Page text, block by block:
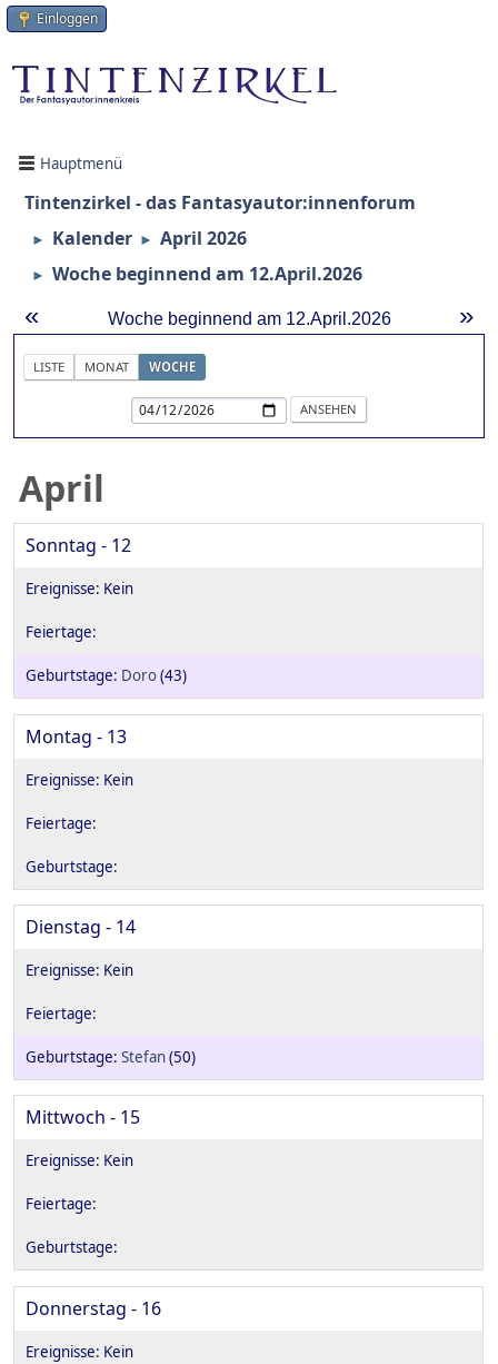
Einloggen
Hauptmenü
Tintenzirkel - das Fantasyautor:innenforum
► Kalender ► April 2026
► Woche beginnend am 12.April.2026
« »
Woche beginnend am 12.April.2026
LISTE MONAT WOCHE
April
Sonntag - 12
Doro(43)
Montag - 13
Dienstag - 14
Stefan(50)
Mittwoch - 15
Donnerstag - 16